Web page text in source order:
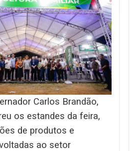
Carlos Brandão,
os estandes da feira,
de produtos e
ao setor